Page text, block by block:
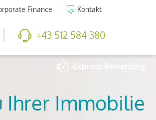
Finance Kontakt
+43 512 584 380
Express
So viel ist Ihre